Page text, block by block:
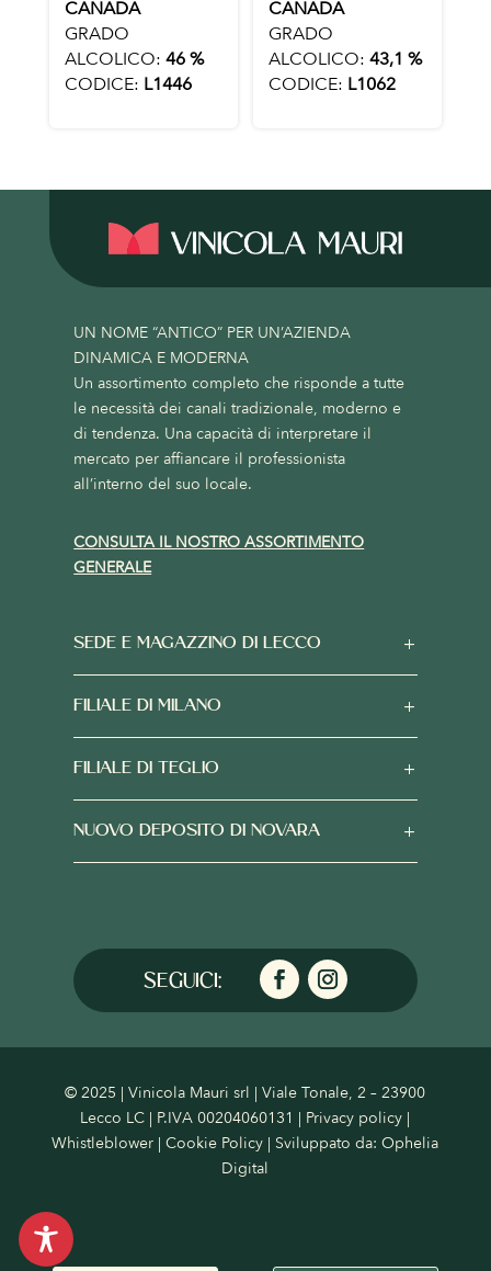
CANADA
GRADO
ALCOLICO: 46 %
CODICE: L1446
CANADA
GRADO
ALCOLICO: 43,1 %
CODICE: L1062
UN NOME “ANTICO” PER UN’AZIENDA
DINAMICA E MODERNA
Un assortimento completo che risponde a tutte
le necessità dei canali tradizionale, moderno e
di tendenza. Una capacità di interpretare il
mercato per affiancare il professionista
all’interno del suo locale.
CONSULTA IL NOSTRO ASSORTIMENTO
GENERALE
SEDE E MAGAZZINO DI LECCO
FILIALE DI MILANO
FILIALE DI TEGLIO
NUOVO DEPOSITO DI NOVARA
© 2025 | Vinicola Mauri srl | Viale Tonale, 2 – 23900
Lecco LC | P.IVA 00204060131 | Privacy policy |
Whistleblower |Cookie Policy | Sviluppato da:Ophelia
Digital